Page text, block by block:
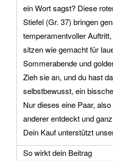
ein Wort sagst? Diese
Stiefel (Gr. 37) bringen
temperamentvoller
sitzen wie gemacht für
Sommerabende und
Zieh sie an, und du hast
selbstbewusst, ein
Nur dieses eine Paar,
anderer entdeckt und
Dein Kauf unterstützt
So wirkt dein Beitrag